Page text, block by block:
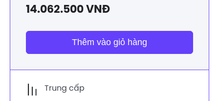
14.062.500VNĐ
Thêm vào giỏ hàng
Trung cấp